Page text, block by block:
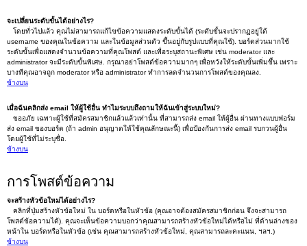
จะเปลี่ยนระดับขั้นได้อย่างไร?
โดยทั่วไปแล้ว คุณไม่สามารถแก้ไขข้อความแสดงระดับขั้นได้ (ระดับขั้นจะปรากฏอยู่ใต้
username ของคุณในข้อความ และในข้อมูลส่วนตัว ขึ้นอยู่กับรูปแบบที่คุณใช้). บอร์ดส่วนมากใช้
ระดับขั้นเพื่อแสดงจำนวนข้อความที่คุณโพสต์ และเพื่อระบุสถานะพิเศษ เช่น moderator และ
administrator จะมีระดับขั้นพิเศษ. กรุณาอย่าโพสต์ข้อความมากๆ เพื่อหวังให้ระดับขั้นเพิ่มขึ้น เพราะ
บางทีคุณอาจถูก moderator หรือ administrator ทำการลดจำนวนการโพสต์ของคุณลง.
ข้างบน
เมื่อฉันคลิกส่ง email ให้ผู้ใช้อื่น ทำไมระบบถึงถามให้ฉันเข้าสู่ระบบใหม่?
ขออภัย เฉพาะผู้ใช้ที่สมัครสมาชิกแล้วแล้วเท่านั้น ที่สามารถส่ง email ให้ผู้อื่น ผ่านทางแบบฟอร์ม
ส่ง email ของบอร์ด (ถ้า admin อนุญาตให้ใช้คุณลักษณะนี้) เพื่อป้องกันการส่ง email รบกวนผู้อื่น
โดยผู้ใช้ที่ไม่ระบุชื่อ.
ข้างบน
การโพสต์ข้อความ
จะสร้างหัวข้อใหม่ได้อย่างไร?
คลิกที่ปุ่มสร้างหัวข้อใหม่ ใน บอร์ดหรือในหัวข้อ (คุณอาจต้องสมัครสมาชิกก่อน จึงจะสามารถ
โพสต์ข้อความได้). คุณจะเห็นข้อความบอกว่าคุณสามารถสร้างหัวข้อใหม่ได้หรือไม่ ที่ด้านล่างของ
หน้าใน บอร์ดหรือในหัวข้อ (เช่น คุณสามารถสร้างหัวข้อใหม่, คุณสามารถละคะแนน, ฯลฯ.)
ข้างบน